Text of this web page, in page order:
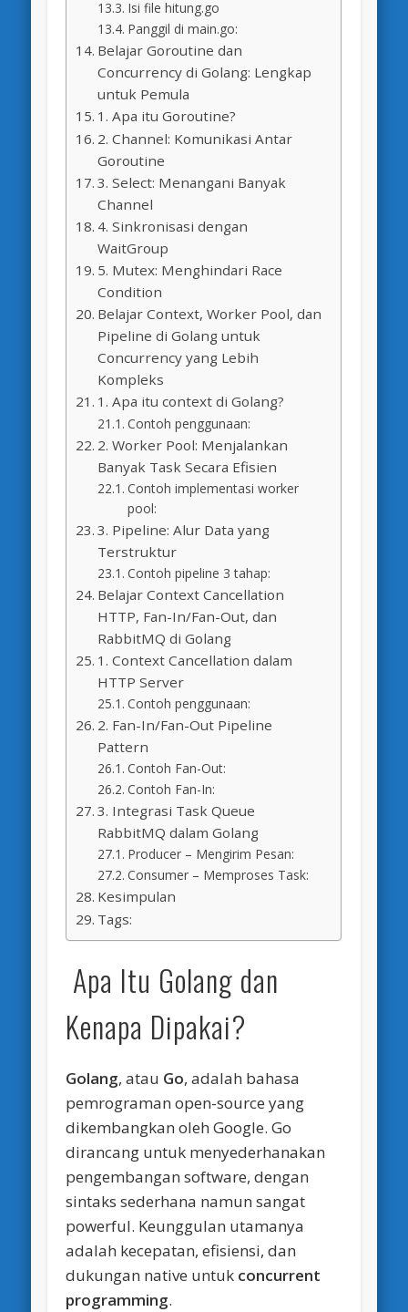
Isi file hitung.go
Panggil di main.go:
Belajar Goroutine dan
Concurrency di Golang: Lengkap
untuk Pemula
1. Apa itu Goroutine?
2. Channel: Komunikasi Antar
Goroutine
3. Select: Menangani Banyak
Channel
4. Sinkronisasi dengan
WaitGroup
5. Mutex: Menghindari Race
Condition
Belajar Context, Worker Pool, dan
Pipeline di Golang untuk
Concurrency yang Lebih
Kompleks
1. Apa itu context di Golang?
Contoh penggunaan:
2. Worker Pool: Menjalankan
Banyak Task Secara Efisien
Contoh implementasi worker
pool:
3. Pipeline: Alur Data yang
Terstruktur
Contoh pipeline 3 tahap:
Belajar Context Cancellation
HTTP, Fan-In/Fan-Out, dan
RabbitMQ di Golang
1. Context Cancellation dalam
HTTP Server
Contoh penggunaan:
2. Fan-In/Fan-Out Pipeline
Pattern
Contoh Fan-Out:
Contoh Fan-In:
3. Integrasi Task Queue
RabbitMQ dalam Golang
Producer – Mengirim Pesan:
Consumer – Memproses Task:
Kesimpulan
Tags:
Apa Itu Golang dan
Kenapa Dipakai?
Golang, atau Go, adalah bahasa
pemrograman open-source yang
dikembangkan oleh Google. Go
dirancang untuk menyederhanakan
pengembangan software, dengan
sintaks sederhana namun sangat
powerful. Keunggulan utamanya
adalah kecepatan, efisiensi, dan
dukungan native untuk concurrent
programming.